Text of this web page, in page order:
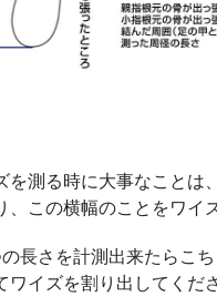
を測る時に大事なことは
、この横幅のことをワイ
長さを計測出来たらこ
ワイズを割り出してくださ